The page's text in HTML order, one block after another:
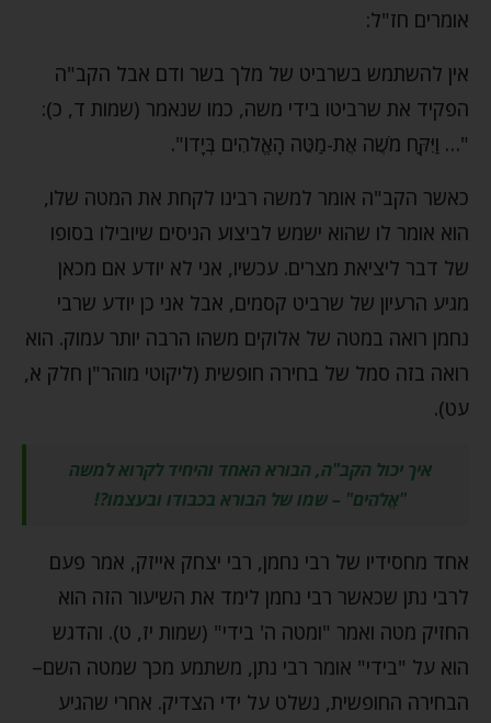
אומרים חז"ל:
אין להשתמש בשרביט של מלך בשר ודם אבל הקב"ה
הפקיד את שרביטו בידי משה, כמו שנאמר (שמות ד, כ):
"… וַיִּקַּח מֹשֶׁה אֶת-מַטֵּה הָאֱלֹהִים בְּיָדוֹ".
כאשר הקב"ה אומר למשה רבינו לקחת את המטה שלו,
הוא אומר לו שהוא ישמש לביצוע הניסים שיובילו בסופו
של דבר ליציאת מצרים. עכשיו, אני לא יודע אם מכאן
מגיע הרעיון של שרביט קסמים, אבל אני כן יודע שרבי
נחמן רואה במטה של אלוקים משהו הרבה יותר עמוק. הוא
רואה בזה סמל של בחירה חופשית (ליקוטי מוהר"ן חלק א,
עט).
איך יכול הקב"ה, הבורא האחד והיחיד לקרוא למשה
אֱלֹהִים" – שמו של הבורא בכבודו ובעצמו?!
אחד מחסידיו של רבי נחמן, רבי יצחק אייזק, אמר פעם
לרבי נתן שכאשר רבי נחמן לימד את השיעור הזה הוא
החזיק מטה ואמר "ומטה ה' בידי" (שמות יז, ט). והדגש
הוא על "בידי" אומר רבי נתן, משתמע מכך שמטה השם–
הבחירה החופשית, נשלט על ידי הצדיק. אחרי שהגיע